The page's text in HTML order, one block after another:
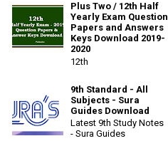
Plus Two / 12th Half
Yearly Exam Question
Papers and Answers
Keys Download 2019-
2020
12th
9th Standard - All
Subjects - Sura
Guides Download
Latest 9th Study Notes
- Sura Guides